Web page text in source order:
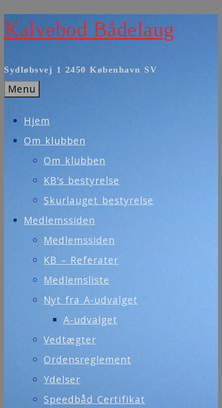
Skip
to
Kalvebod Bådelaug
Sydløbsvej 1 2450 København SV
Menu
Hjem
Om klubben
Om klubben
KB’s bestyrelse
Skurlauget bestyrelse
Medlemssiden
Medlemssiden
KB – Referater
Medlemsliste
Nyt fra A-udvalget
A-udvalget
Vedtægter
Ordensreglement
Ydelser
Speedbåd Certifikat